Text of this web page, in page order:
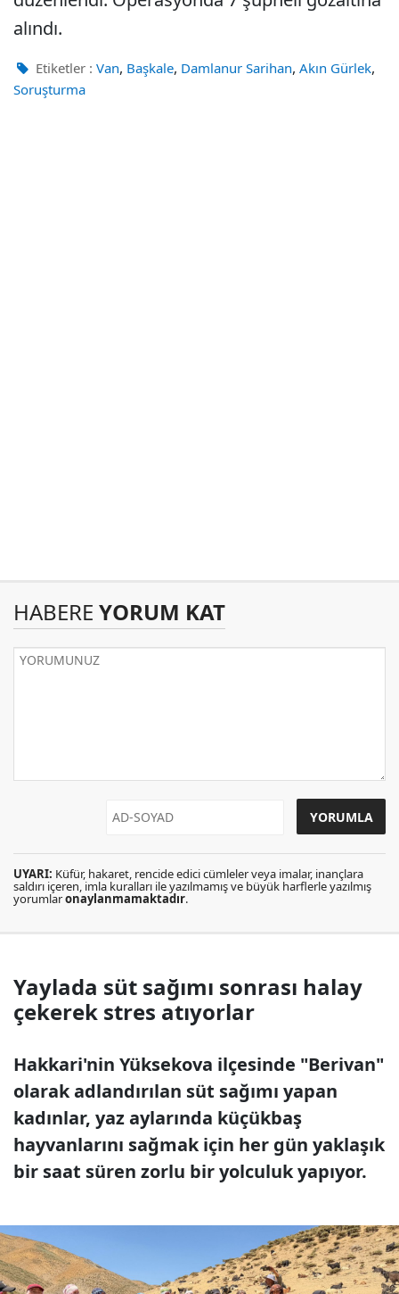
alındı.
Etiketler : Van, Başkale, Damlanur Sarihan, Akın Gürlek,
Soruşturma
HABERE YORUM KAT
UYARI: Küfür, hakaret, rencide edici cümleler veya imalar, inançlara
saldırı içeren, imla kuralları ile yazılmamış ve büyük harflerle yazılmış
yorumlaronaylanmamaktadır.
Yaylada süt sağımı sonrası halay
çekerek stres atıyorlar
Hakkari'nin Yüksekova ilçesinde "Berivan"
olarak adlandırılan süt sağımı yapan
kadınlar, yaz aylarında küçükbaş
hayvanlarını sağmak için her gün yaklaşık
bir saat süren zorlu bir yolculuk yapıyor.